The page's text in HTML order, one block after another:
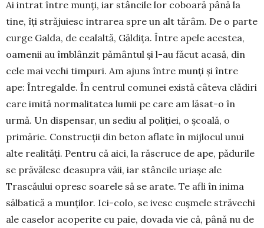
Ai intrat între munți, iar stâncile lor coboară până la
tine, îți străjuiesc intrarea spre un alt tărâm. De o parte
curge Galda, de cealaltă, Găldița. Între apele acestea,
oamenii au îmblânzit pământul și l-au făcut acasă, din
cele mai vechi timpuri. Am ajuns între munți și între
ape: Întregalde. În centrul comunei există câteva clădiri
care imită normalitatea lumii pe care am lăsat-o în
urmă. Un dispensar, un sediu al poliției, o școală, o
primărie. Construcții din be­ton aflate în mijlocul unui
alte realități. Pentru că aici, la răscruce de ape, pădurile
se prăvălesc deasu­pra văii, iar stâncile uriașe ale
Trascăului opresc soarele să se arate. Te afli în inima
sălbatică a mun­ților. Ici-colo, se ivesc cușmele străvechi
ale caselor acoperite cu paie, dovada vie că, până nu de